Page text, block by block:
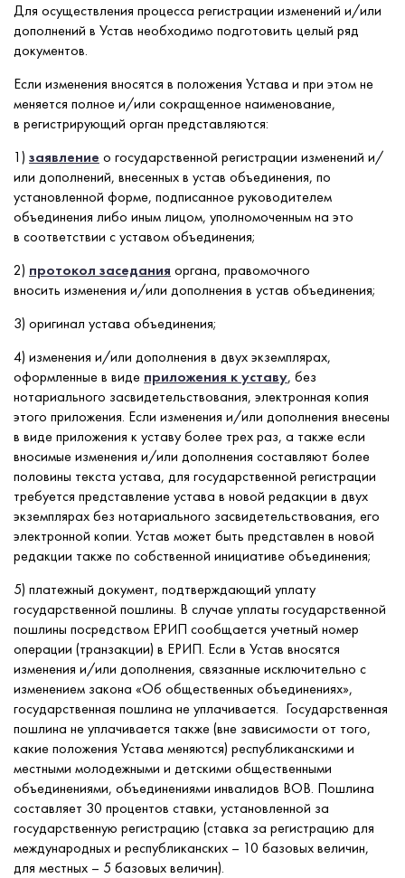
Для осуществления процесса регистрации изменений и/или
дополнений в Устав необходимо подготовить целый ряд
документов.
Если изменения вносятся в положения Устава и при этом не
меняется полное и/или сокращенное наименование,
в регистрирующий орган представляются:
1) заявление о государственной регистрации изменений и/
или дополнений, внесенных в устав объединения, по
установленной форме, подписанное руководителем
объединения либо иным лицом, уполномоченным на это
в соответствии с уставом объединения;
2) протокол заседания органа, правомочного
вносить изменения и/или дополнения в устав объединения;
3) оригинал устава объединения;
4) изменения и/или дополнения в двух экземплярах,
оформленные в виде приложения к уставу, без
нотариального засвидетельствования, электронная копия
этого приложения. Если изменения и/или дополнения внесены
в виде приложения к уставу более трех раз, а также если
вносимые изменения и/или дополнения составляют более
половины текста устава, для государственной регистрации
требуется представление устава в новой редакции в двух
экземплярах без нотариального засвидетельствования, его
электронной копии. Устав может быть представлен в новой
редакции также по собственной инициативе объединения;
5) платежный документ, подтверждающий уплату
государственной пошлины. В случае уплаты государственной
пошлины посредством ЕРИП сообщается учетный номер
операции (транзакции) в ЕРИП. Если в Устав вносятся
изменения и/или дополнения, связанные исключительно с
изменением закона «Об общественных объединениях»,
государственная пошлина не уплачивается. Государственная
пошлина не уплачивается также (вне зависимости от того,
какие положения Устава меняются) республиканскими и
местными молодежными и детскими общественными
объединениями, объединениями инвалидов ВОВ. Пошлина
составляет 30 процентов ставки, установленной за
государственную регистрацию (ставка за регистрацию для
международных и республиканских – 10 базовых величин,
для местных – 5 базовых величин).